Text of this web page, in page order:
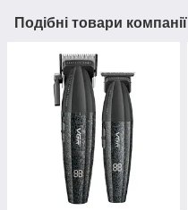
Подібні товари компанії